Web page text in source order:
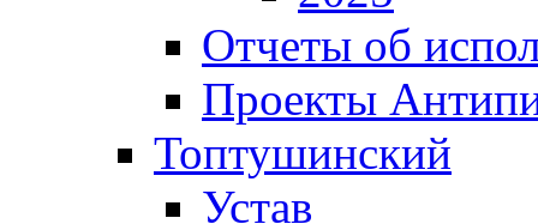
Отчеты об
Проекты
Топтушинский
Устав